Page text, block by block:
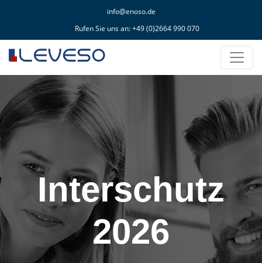
info@enoso.de
Rufen Sie uns an:+49 (0)2664 990 070
Interschutz
2026